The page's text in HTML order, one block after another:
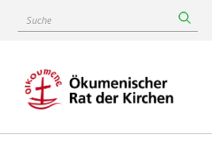
content
Suche
Main
navigation